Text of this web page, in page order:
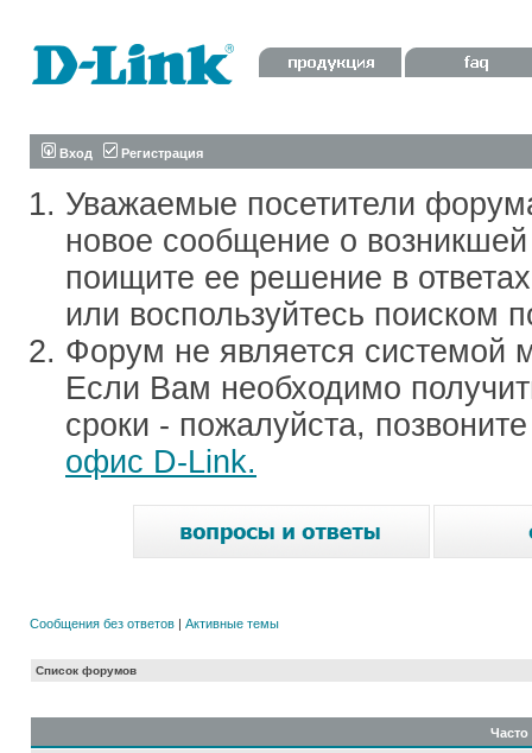
Вход Регистрация
Уважаемые посетители
новое сообщение о
поищите ее решение в
или воспользуйтесь поиском
Форум не является системой
Если Вам необходимо
сроки - пожалуйста,
офис D-Link.
Сообщения без ответов | Активные темы
Список форумов